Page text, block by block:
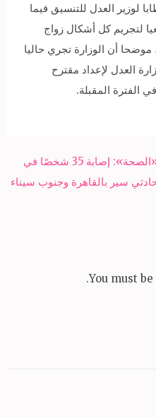
لوزير العدل للتنسيق فيما
لتجريم كل أشكال زواج
موضحا أن الوزارة تجري حاليا
العدل لإعداد مقترح
الفترة المقبلة.
«الصحة»: إصابة 35 شخصًا في
سير بالقاهرة وجنوب سيناء
You must be